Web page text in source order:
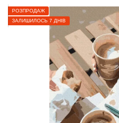
РОЗПРОДАЖ
ЗАЛИШИЛОСЬ 7 ДНІВ